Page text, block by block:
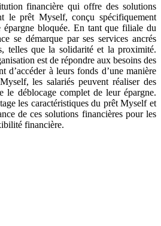
financière qui offre des solutions
le prêt Myself, conçu spécifiquement
épargne bloquée. En tant que filiale du
se démarque par ses services ancrés
telles que la solidarité et la proximité.
est de répondre aux besoins des
d’accéder à leurs fonds d’une manière
les salariés peuvent réaliser des
le déblocage complet de leur épargne.
les caractéristiques du prêt Myself et
de ces solutions financières pour les
financière.